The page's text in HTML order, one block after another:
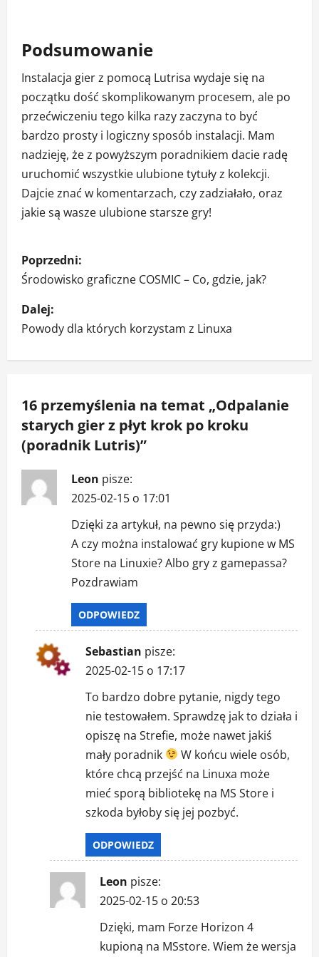
Podsumowanie
Instalacja gier z pomocą Lutrisa wydaje się na
początku dość skomplikowanym procesem, ale po
przećwiczeniu tego kilka razy zaczyna to być
bardzo prosty i logiczny sposób instalacji. Mam
nadzieję, że z powyższym poradnikiem dacie radę
uruchomić wszystkie ulubione tytuły z kolekcji.
Dajcie znać w komentarzach, czy zadziałało, oraz
jakie są wasze ulubione starsze gry!
Z
o
b
z
w
p
Poprzedni:
Środowisko graficzne COSMIC – Co, gdzie, jak?
Dalej:
Powody dla których korzystam z Linuxa
16 przemyślenia na temat „Odpalanie
starych gier z płyt krok po kroku
(poradnik Lutris)”
Leon pisze:
2025-02-15 o 17:01
Dzięki za artykuł, na pewno się przyda:)
A czy można instalować gry kupione w MS
Store na Linuxie? Albo gry z gamepassa?
Pozdrawiam
ODPOWIEDZ
Sebastian pisze:
2025-02-15 o 17:17
To bardzo dobre pytanie, nigdy tego
nie testowałem. Sprawdzę jak to działa i
opiszę na Strefie, może nawet jakiś
mały poradnik
W końcu wiele osób,
które chcą przejść na Linuxa może
mieć sporą bibliotekę na MS Store i
szkoda byłoby się jej pozbyć.
ODPOWIEDZ
Leon pisze:
2025-02-15 o 20:53
Dzięki, mam Forze Horizon 4
kupioną na MSstore. Wiem że wersja